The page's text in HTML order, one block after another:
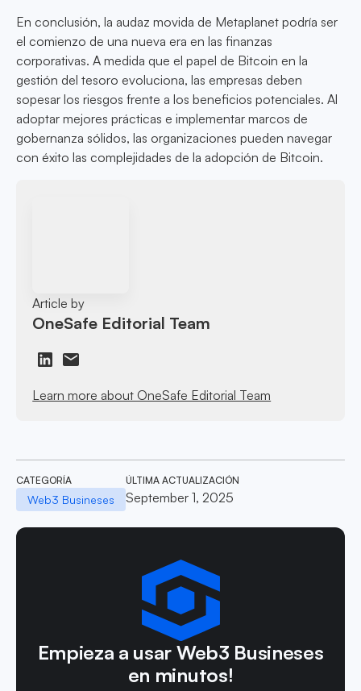
En conclusión, la audaz movida de Metaplanet podría ser
el comienzo de una nueva era en las finanzas
corporativas. A medida que el papel de Bitcoin en la
gestión del tesoro evoluciona, las empresas deben
sopesar los riesgos frente a los beneficios potenciales. Al
adoptar mejores prácticas e implementar marcos de
gobernanza sólidos, las organizaciones pueden navegar
con éxito las complejidades de la adopción de Bitcoin.
Article by
OneSafe Editorial Team
Learn more about OneSafe Editorial Team
CATEGORÍA
Web3 Busineses
ÚLTIMA ACTUALIZACIÓN
September 1, 2025
Empieza a usar Web3 Busineses
en minutos!